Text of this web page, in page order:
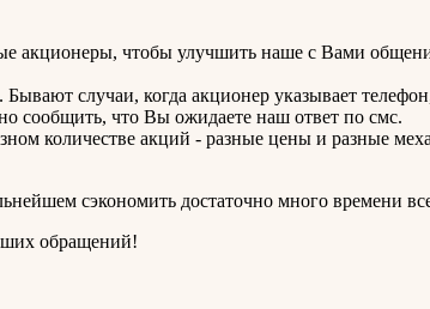
акционеры, чтобы улучшить наше с Вами
случаи, когда акционер указывает
сообщить, что Вы ожидаете наш ответ по смс.
количестве акций - разные цены и разные
сэкономить достаточно много времени
обращений!